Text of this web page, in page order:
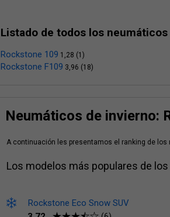
Listado de todos los
Rockstone 109 1,28 (1)
Rockstone F109 3,96 (18)
Neumáticos de invierno:
A continuación les presentamos el ranking de
Los modelos más populares de
Rockstone Eco Snow SUV